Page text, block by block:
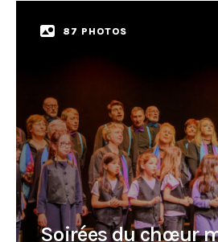
87 PHOTOS
Soirées du chœur